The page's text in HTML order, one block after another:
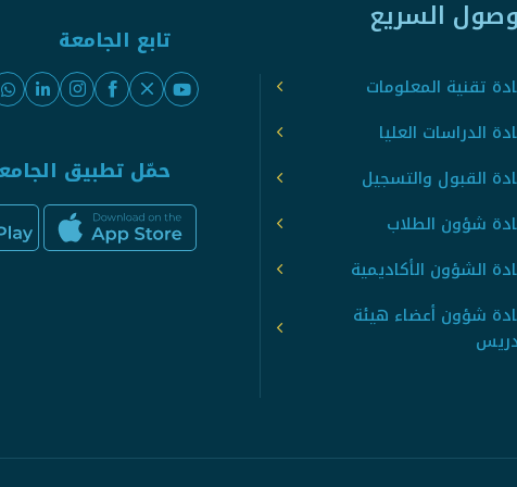
السريع
تقنية المعلومات
الدراسات العليا
القبول والتسجيل
شؤون الطلاب
الشؤون الأكاديمية
شؤون أعضاء هيئة
تابع الجامعة
حمّل تطبيق